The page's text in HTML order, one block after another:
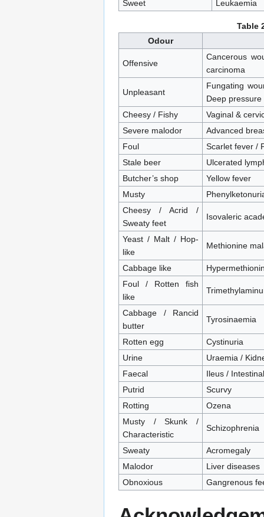
Sweet Leukaemia
Table
Odour
Offensive
Cancerous
carcinoma
Unpleasant
Fungating
Deep
Cheesy / Fishy
Vaginal &
Severe malodor
Advanced
Foul
Scarlet fever /
Stale beer
Ulcerated
Butcher’s shop
Yellow fever
Musty
Cheesy / Acrid /
Sweaty feet
Isovaleric
Yeast / Malt / Hop-
like
Methionine
Cabbage like
Foul / Rotten fish
like
Cabbage / Rancid
butter
Tyrosinaemia
Rotten egg
Cystinuria
Urine
Uraemia /
Faecal
Ileus /
Putrid
Scurvy
Rotting
Ozena
Musty / Skunk /
Characteristic
Schizophrenia
Sweaty
Acromegaly
Malodor
Liver diseases
Obnoxious
Gangrenous